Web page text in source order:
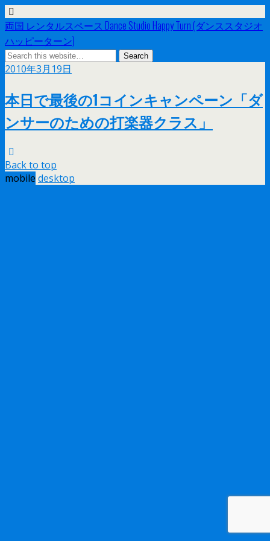
両国 レンタルスペース Dance Studio Happy Turn (ダンススタジオ
ハッピーターン)
2010年3月19日
本日で最後の1コインキャンペーン「ダ
ンサーのための打楽器クラス」
Back to top
mobile desktop